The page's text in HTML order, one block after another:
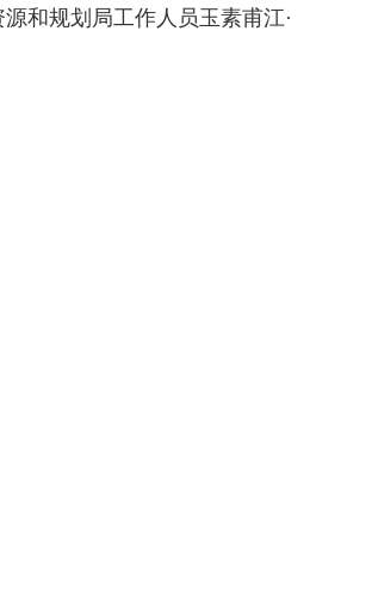
和规划局工作人员玉素甫江·